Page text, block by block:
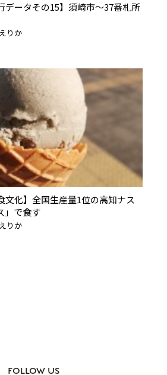
データその15】須崎市～37番札所
りか
文化】全国生産量1位の高知ナス
」で食す
りか
FOLLOW US